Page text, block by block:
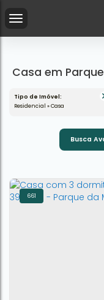
Casa em
Tipo de Imóvel:
Residencial » Casa
Busca
661